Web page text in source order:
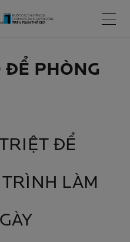
Menu
ĐỂ PHÒNG
ĐỂ
TRÌNH LÀM